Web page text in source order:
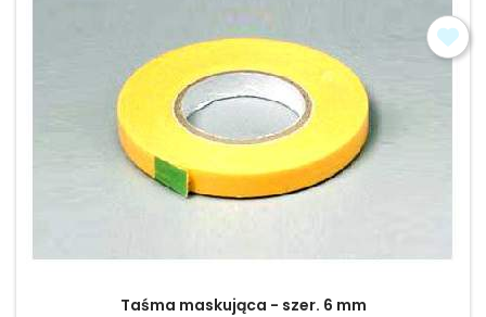
Taśma maskująca - szer. 6 mm